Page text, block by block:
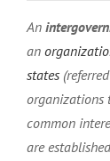
An
an
states
organizations
common
are